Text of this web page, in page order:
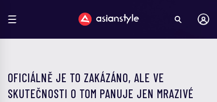
OFICIÁLNĚ JE TO ZAKÁZÁNO, ALE VE
SKUTEČNOSTI O TOM PANUJE JEN MRAZIVÉ